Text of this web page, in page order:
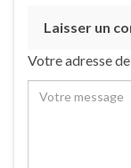
Laisser un
Votre adresse